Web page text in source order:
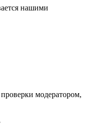
нашими
модератором,